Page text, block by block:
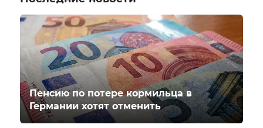
Пенсию по потере кормильца в
Германии хотят отменить